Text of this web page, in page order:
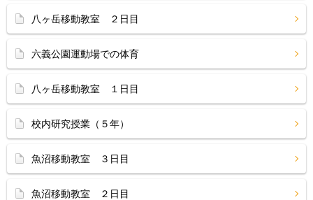
八ヶ岳移動教室 ２日目
六義公園運動場での体育
八ヶ岳移動教室 １日目
校内研究授業（５年）
魚沼移動教室 ３日目
魚沼移動教室 ２日目